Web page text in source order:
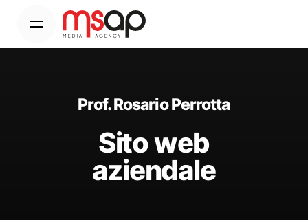
Prof. Rosario Perrotta
Sito web
aziendale